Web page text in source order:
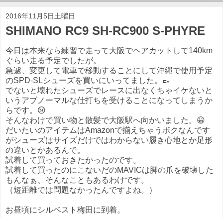
2016年11月5日土曜日
SHIMANO RC9 SH-RC900 S-PHYRE
今日は本来なら練習で走って大阪でヘアカットして140km
ぐらい走る予定でしたが。
急遽、変更して電車で移動することにして沖縄で使用予定
のSPD-SLシューズを買いにいってました。👞
でないと壊れたシューズでレースに出なくちゃイケないと
いうアブノーマルな仕打ちを受けることになってしまうか
らです。😢
そんなわけで買い物と散髪で大阪駅へ向かいました。😀
だいたいのアイテムはAmazonで揃えちゃうボクなんです
がシューズはサイズだけではわからない履き心地とか足形
の違いとかあるんで。
試着して買っておきたかったのです。
試着して買ったのにこないだのMAVICは脚の爪を破壊した
もんなぁ、そんなこともあるわけです。
（短距離では問題なかったんですよね。）
お昼頃にシルベスト梅田に到着。